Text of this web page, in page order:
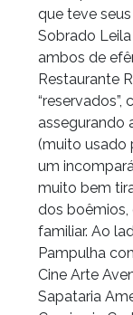
que teve
Sobrado
ambos de
Restaurante
assegurando
(muito usado
um
muito bem
dos boêmios,
familiar. Ao
Pampulha
Cine Arte
Sapataria